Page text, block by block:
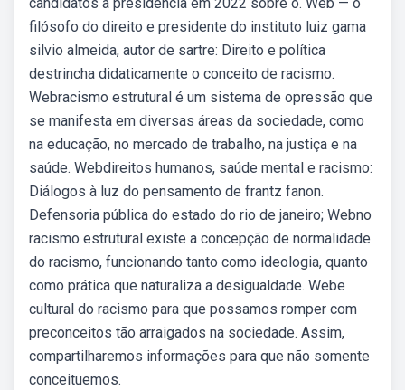
filósofo do direito e presidente do instituto luiz gama
silvio almeida, autor de sartre: Direito e política
destrincha didaticamente o conceito de racismo.
Webracismo estrutural é um sistema de opressão que
se manifesta em diversas áreas da sociedade, como
na educação, no mercado de trabalho, na justiça e na
saúde. Webdireitos humanos, saúde mental e racismo:
Diálogos à luz do pensamento de frantz fanon.
Defensoria pública do estado do rio de janeiro; Webno
racismo estrutural existe a concepção de normalidade
do racismo, funcionando tanto como ideologia, quanto
como prática que naturaliza a desigualdade. Webe
cultural do racismo para que possamos romper com
preconceitos tão arraigados na sociedade. Assim,
compartilharemos informações para que não somente
conceituemos.